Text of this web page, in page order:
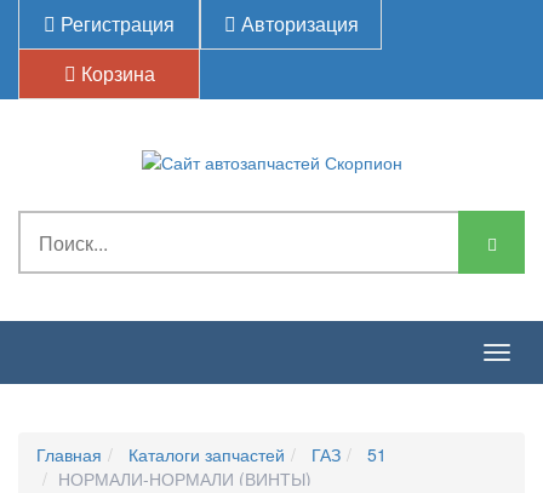
Регистрация
Авторизация
Корзина
Главная Каталоги запчастей ГАЗ
51
НОРМАЛИ-НОРМАЛИ (ВИНТЫ)